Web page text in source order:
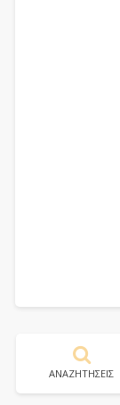
ΑΝΑΖΗΤΗΣΕΙΣ